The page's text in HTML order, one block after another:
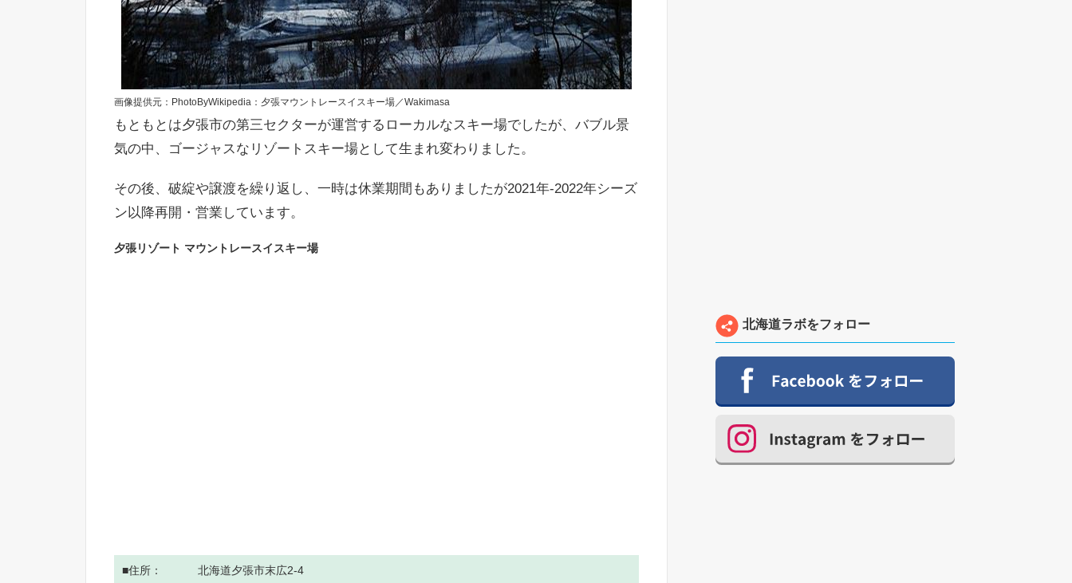
画像提供元：PhotoByWikipedia：夕張マウントレースイスキー場／Wakimasa
もともとは夕張市の第三セクターが運営するローカルなスキー場でしたが、バブル景
気の中、ゴージャスなリゾートスキー場として生まれ変わりました。
その後、破綻や譲渡を繰り返し、一時は休業期間もありましたが2021年-2022年シーズ
ン以降再開・営業しています。
夕張リゾート マウントレースイスキー場
住所 北海道夕張市末広2-4
北海道ラボをフォロー